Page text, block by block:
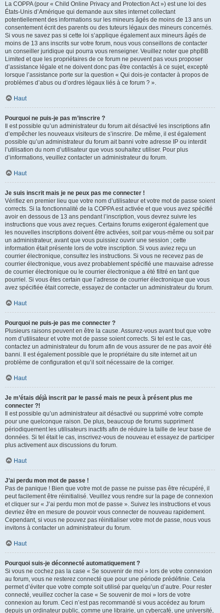
La COPPA (pour « Child Online Privacy and Protection Act ») est une loi des
États-Unis d’Amérique qui demande aux sites internet collectant
potentiellement des informations sur les mineurs âgés de moins de 13 ans un
consentement écrit des parents ou des tuteurs légaux des mineurs concernés.
Si vous ne savez pas si cette loi s’applique également aux mineurs âgés de
moins de 13 ans inscrits sur votre forum, nous vous conseillons de contacter
un conseiller juridique qui pourra vous renseigner. Veuillez noter que phpBB
Limited et que les propriétaires de ce forum ne peuvent pas vous proposer
d’assistance légale et ne doivent donc pas être contactés à ce sujet, excepté
lorsque l’assistance porte sur la question « Qui dois-je contacter à propos de
problèmes d’abus ou d’ordres légaux liés à ce forum ? ».
Haut
Pourquoi ne puis-je pas m’inscrire ?
Il est possible qu’un administrateur du forum ait désactivé les inscriptions afin
d’empêcher les nouveaux visiteurs de s’inscrire. De même, il est également
possible qu’un administrateur du forum ait banni votre adresse IP ou interdit
l’utilisation du nom d’utilisateur que vous souhaitez utiliser. Pour plus
d’informations, veuillez contacter un administrateur du forum.
Haut
Je suis inscrit mais je ne peux pas me connecter !
Vérifiez en premier lieu que votre nom d’utilisateur et votre mot de passe soient
corrects. Si la fonctionnalité de la COPPA est activée et que vous avez spécifié
avoir en dessous de 13 ans pendant l’inscription, vous devrez suivre les
instructions que vous avez reçues. Certains forums exigeront également que
les nouvelles inscriptions doivent être activées, soit par vous-même ou soit par
un administrateur, avant que vous puissiez ouvrir une session ; cette
information était présente lors de votre inscription. Si vous aviez reçu un
courrier électronique, consultez les instructions. Si vous ne recevez pas de
courrier électronique, vous avez probablement spécifié une mauvaise adresse
de courrier électronique ou le courrier électronique a été filtré en tant que
pourriel. Si vous êtes certain que l’adresse de courrier électronique que vous
avez spécifiée était correcte, essayez de contacter un administrateur du forum.
Haut
Pourquoi ne puis-je pas me connecter ?
Plusieurs raisons peuvent en être la cause. Assurez-vous avant tout que votre
nom d’utilisateur et votre mot de passe soient corrects. Si tel est le cas,
contactez un administrateur du forum afin de vous assurer de ne pas avoir été
banni. Il est également possible que le propriétaire du site internet ait un
problème de configuration et qu’il soit nécessaire de la corriger.
Haut
Je m’étais déjà inscrit par le passé mais ne peux à présent plus me
connecter ?!
Il est possible qu’un administrateur ait désactivé ou supprimé votre compte
pour une quelconque raison. De plus, beaucoup de forums suppriment
périodiquement les utilisateurs inactifs afin de réduire la taille de leur base de
données. Si tel était le cas, inscrivez-vous de nouveau et essayez de participer
plus activement aux discussions du forum.
Haut
J’ai perdu mon mot de passe !
Pas de panique ! Bien que votre mot de passe ne puisse pas être récupéré, il
peut facilement être réinitialisé. Veuillez vous rendre sur la page de connexion
et cliquer sur « J’ai perdu mon mot de passe ». Suivez les instructions et vous
devriez être en mesure de pouvoir vous connecter de nouveau rapidement.
Cependant, si vous ne pouvez pas réinitialiser votre mot de passe, nous vous
invitons à contacter un administrateur du forum.
Haut
Pourquoi suis-je déconnecté automatiquement ?
Si vous ne cochez pas la case « Se souvenir de moi » lors de votre connexion
au forum, vous ne resterez connecté que pour une période prédéfinie. Cela
permet d’éviter que votre compte soit utilisé par quelqu’un d’autre. Pour rester
connecté, veuillez cocher la case « Se souvenir de moi » lors de votre
connexion au forum. Ceci n’est pas recommandé si vous accédez au forum
depuis un ordinateur public, comme une librairie, un cybercafé, une université,